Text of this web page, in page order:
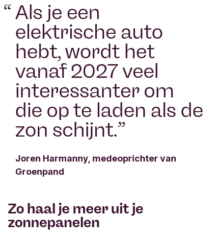
“Als je een
elektrische auto
hebt, wordt het
vanaf 2027 veel
interessanter om
die op te laden als de
zon schijnt.”
Joren Harmanny, medeoprichter van
Groenpand
Zo haal je meer uit je
zonnepanelen